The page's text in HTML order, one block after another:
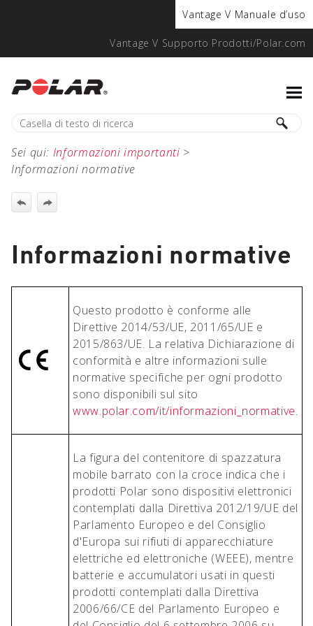
Vantage V Manuale d’uso
Vantage V Supporto Prodotti/Polar.com
Sei qui: Informazioni importanti >
Informazioni normative
Informazioni normative
Questo prodotto è conforme alle
Direttive 2014/53/UE, 2011/65/UE e
2015/863/UE. La relativa Dichiarazione di
conformità e altre informazioni sulle
normative specifiche per ogni prodotto
sono disponibili sul sito
www.polar.com/it/informazioni_normative.
La figura del contenitore di spazzatura
mobile barrato con la croce indica che i
prodotti Polar sono dispositivi elettronici
contemplati dalla Direttiva 2012/19/UE del
Parlamento Europeo e del Consiglio
d'Europa sui rifiuti di apparecchiature
elettriche ed elettroniche (WEEE), mentre
batterie e accumulatori usati in questi
prodotti contemplati dalla Direttiva
2006/66/CE del Parlamento Europeo e